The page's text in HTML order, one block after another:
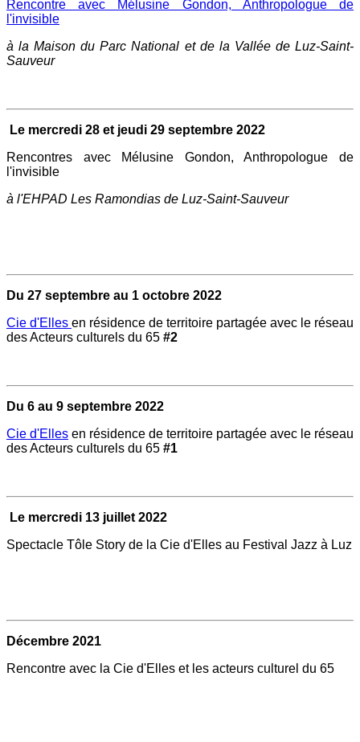
Rencontre avec Mélusine Gondon, Anthropologue de
l'invisible
à la Maison du Parc National et de la Vallée de Luz-Saint-
Sauveur
Le mercredi 28 et jeudi 29 septembre 2022
Rencontres avec Mélusine Gondon, Anthropologue de
l'invisible
à l'EHPAD Les Ramondias de Luz-Saint-Sauveur
Du 27 septembre au 1 octobre 2022
Cie d'Elles en résidence de territoire partagée avec le réseau
des Acteurs culturels du 65 #2
Du 6 au 9 septembre 2022
Cie d'Elles en résidence de territoire partagée avec le réseau
des Acteurs culturels du 65 #1
Le mercredi 13 juillet 2022
Spectacle Tôle Story de la Cie d'Elles au Festival Jazz à Luz
Décembre 2021
Rencontre avec la Cie d'Elles et les acteurs culturel du 65